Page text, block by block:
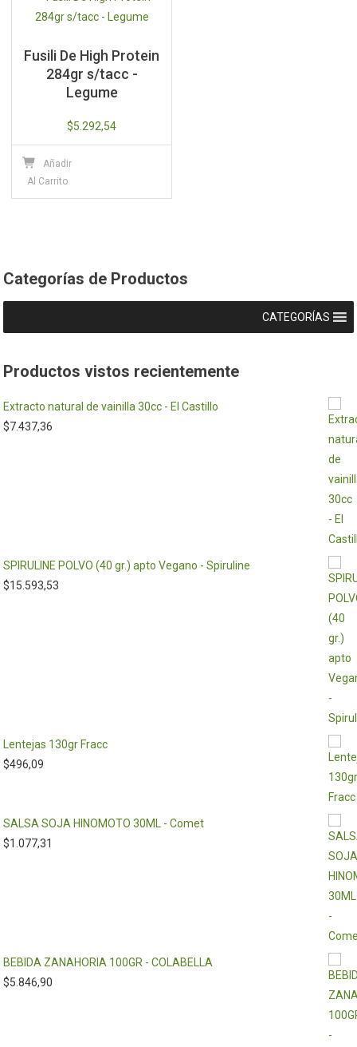
Fusili De High Protein
284gr s/tacc -
Legume
$5.292,54
Añadir
Al Carrito
Categorías de Productos
CATEGORÍAS
Productos vistos recientemente
Extracto natural de vainilla 30cc - El Castillo
$7.437,36
SPIRULINE POLVO (40 gr.) apto Vegano - Spiruline
$15.593,53
Lentejas 130gr Fracc
$496,09
SALSA SOJA HINOMOTO 30ML - Comet
$1.077,31
BEBIDA ZANAHORIA 100GR - COLABELLA
$5.846,90